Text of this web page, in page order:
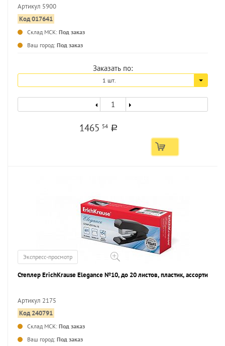
Артикул 5900
Код 017641
Склад МСК: Под заказ
Ваш город: Под заказ
Заказать по:
1 шт.
1465 54 a
Экспресс-просмотр
Степлер ErichKrause Elegance №10, до 20 листов, пластик, ассорти
Артикул 2175
Код 240791
Склад МСК: Под заказ
Ваш город: Под заказ